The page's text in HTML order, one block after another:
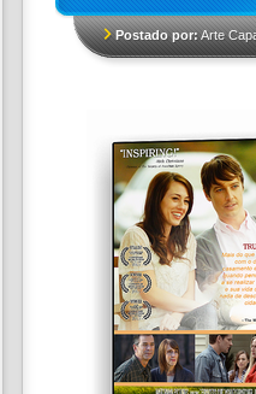
Postado por:Arte